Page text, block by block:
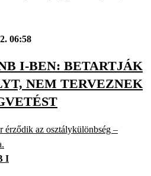
06:58
I-BEN: BETARTJÁK
NEM TERVEZNEK
érződik az osztálykülönbség –
I